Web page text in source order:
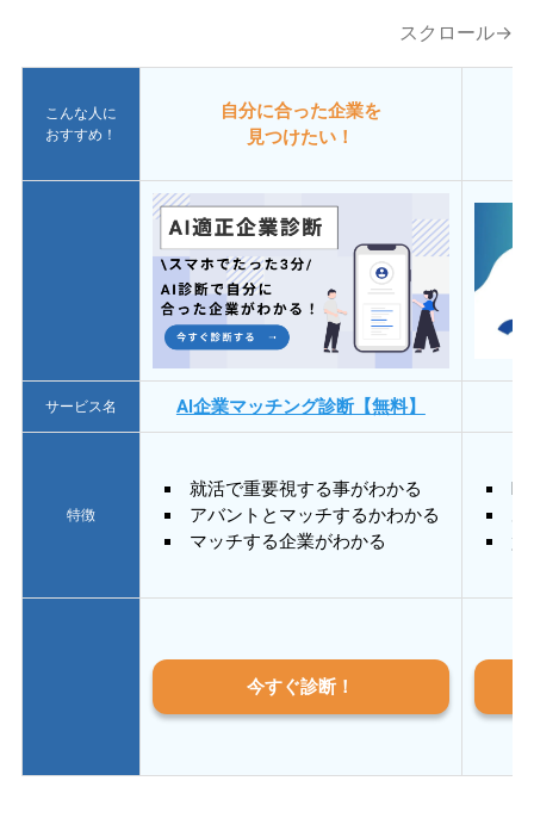
スクロール→
こんな人に
おすすめ！
自分に合った企業を
見つけたい！
サービス名 AI企業マッチング診断【無料】
特徴
就活で重要視する事がわかる
アバントとマッチするかわかる
マッチする企業がわかる
質
今すぐ診断！